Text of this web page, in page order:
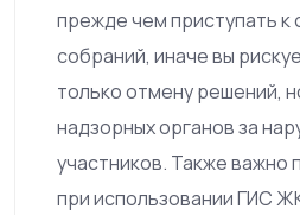
прежде чем приступать к
собраний, иначе вы
только отмену решений,
надзорных органов за
участников. Также важно
при использовании ГИС